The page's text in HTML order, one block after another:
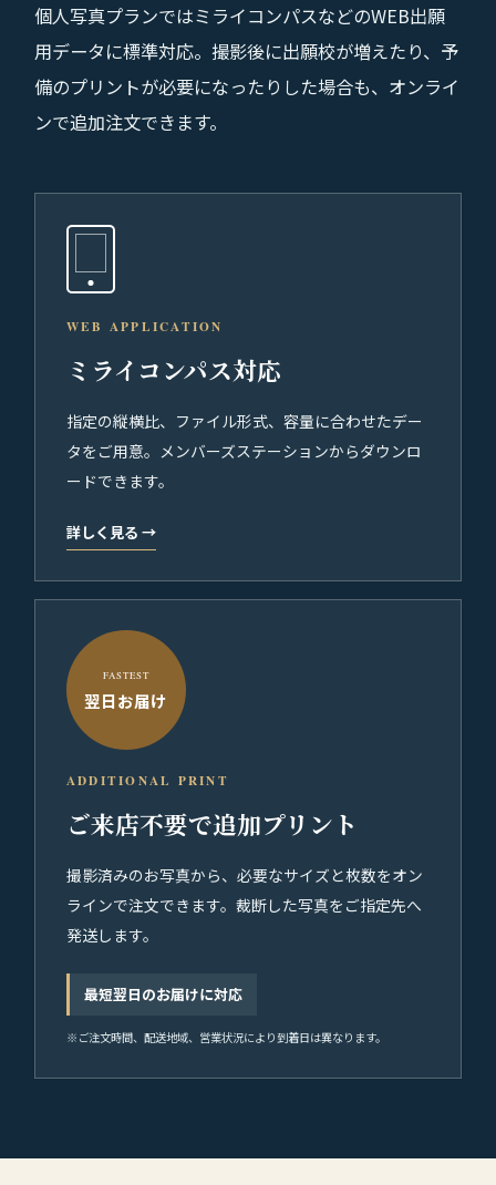
個人写真プランではミライコンパスなどのWEB出願
用データに標準対応。撮影後に出願校が増えたり、予
備のプリントが必要になったりした場合も、オンライ
ンで追加注文できます。
WEB APPLICATION
ミライコンパス対応
指定の縦横比、ファイル形式、容量に合わせたデー
タをご用意。メンバーズステーションからダウンロ
ードできます。
詳しく見る →
FASTEST
翌日お届け
ADDITIONAL PRINT
ご来店不要で追加プリント
撮影済みのお写真から、必要なサイズと枚数をオン
ラインで注文できます。裁断した写真をご指定先へ
発送します。
最短翌日のお届けに対応
※ご注文時間、配送地域、営業状況により到着日は異なります。